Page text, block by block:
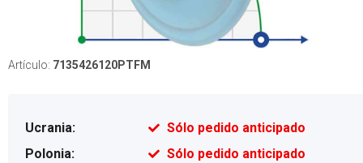
Artículo: 7135426120PTFM
Ucrania:
Sólo pedido anticipado
Polonia:
Sólo pedido anticipado